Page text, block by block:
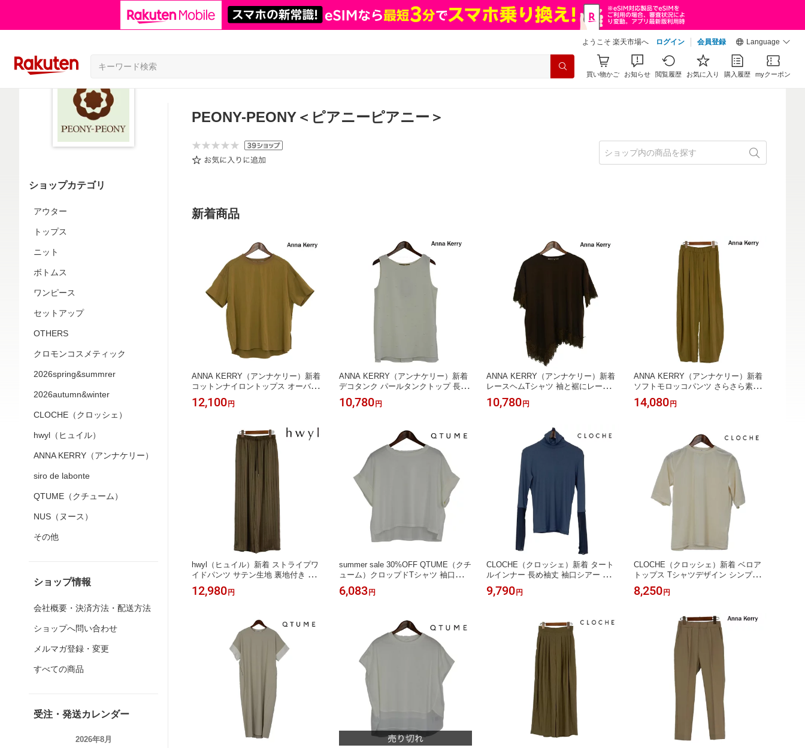
ようこそ 楽天市場へ ログイン 会員登録 Language
買い物かご お知らせ 閲覧履歴 お気に入り 購入履歴 myクーポン
ショップカテゴリ
アウター
トップス
ニット
ボトムス
ワンピース
セットアップ
OTHERS
クロモンコスメティック
2026spring&summrer
2026autumn&winter
CLOCHE（クロッシェ）
hwyl（ヒュイル）
ANNA KERRY（アンナケリー）
siro de labonte
QTUME（クチューム）
NUS（ヌース）
その他
ショップ情報
会社概要・決済方法・配送方法
ショップへ問い合わせ
メルマガ登録・変更
すべての商品
受注・発送カレンダー
2026年8月
PEONY-PEONY＜ピアニーピアニー＞
新着商品
ANNA KERRY（アンナケリー）新着
コットンナイロントップス オーバー
サイズ さらさら 涼し気
12,100 円
ANNA KERRY（アンナケリー）新着
デコタンク パールタンクトップ 長め
丈 後ろタックデティール
10,780 円
ANNA KERRY（アンナケリー）新着
レースヘムTシャツ 袖と裾にレース
体型カバー
10,780 円
ANNA KERRY（アンナケリー）新着
ソフトモロッコパンツ さらさら素材
ウエスト楽チン
14,080 円
hwyl（ヒュイル）新着 ストライプワ
イドパンツ サテン生地 裏地付き ウエ
ストゴムギャザー
12,980 円
summer sale 30%OFF QTUME（クチ
ューム）クロップドTシャツ 袖口ター
ンバック 天竺 ハイゲージコットン
6,083 円
CLOCHE（クロッシェ）新着 タート
ルインナー 長め袖丈 袖口シアー 手首
クシュ
9,790 円
CLOCHE（クロッシェ）新着 ベロア
トップス Tシャツデザイン シンプル
ベロア 光沢感
8,250 円